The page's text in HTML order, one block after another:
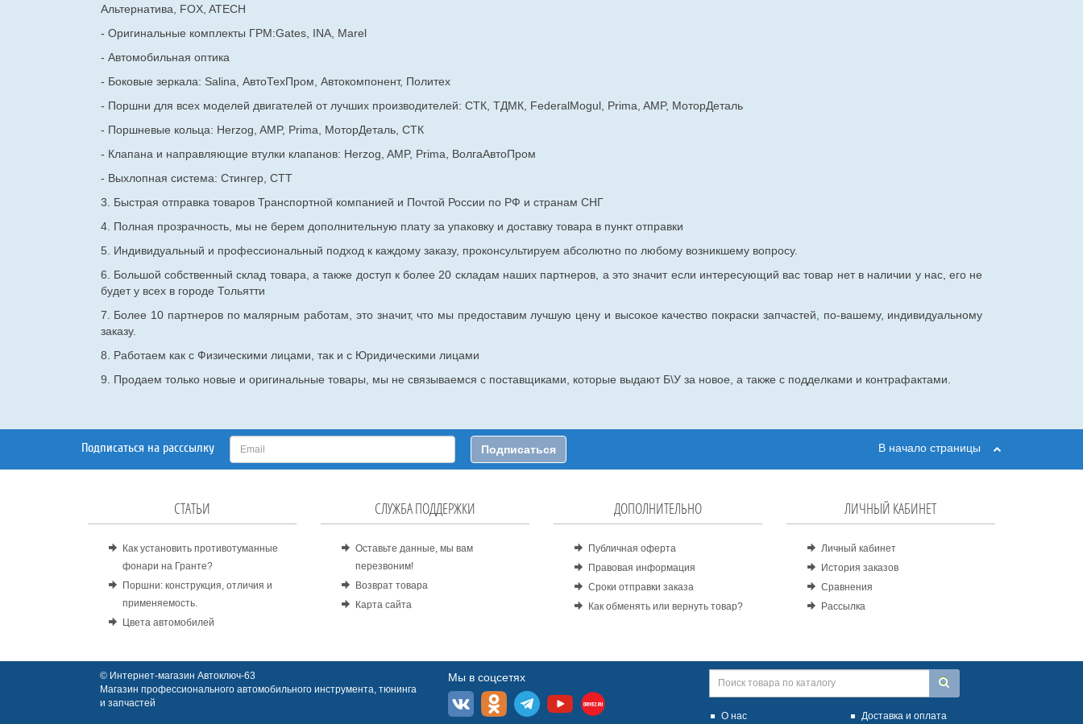
Альтернатива, FOX, ATECH
- Оригинальные комплекты ГРМ:Gates, INA, Marel
- Автомобильная оптика
- Боковые зеркала: Salina, АвтоТехПром, Автокомпонент, Политех
- Поршни для всех моделей двигателей от лучших производителей: СТК, ТДМК, FederalMogul, Prima, AMP, МоторДеталь
- Поршневые кольца: Herzog, AMP, Prima, МоторДеталь, СТК
- Клапана и направляющие втулки клапанов: Herzog, AMP, Prima, ВолгаАвтоПром
- Выхлопная система: Стингер, СТТ
3. Быстрая отправка товаров Транспортной компанией и Почтой России по РФ и странам СНГ
4. Полная прозрачность, мы не берем дополнительную плату за упаковку и доставку товара в пункт отправки
5. Индивидуальный и профессиональный подход к каждому заказу, проконсультируем абсолютно по любому возникшему вопросу.
6. Большой собственный склад товара, а также доступ к более 20 складам наших партнеров, а это значит если интересующий вас товар нет в наличии у нас, его не
будет у всех в городе Тольятти
7. Более 10 партнеров по малярным работам, это значит, что мы предоставим лучшую цену и высокое качество покраски запчастей, по-вашему, индивидуальному
заказу.
8. Работаем как с Физическими лицами, так и с Юридическими лицами
9. Продаем только новые и оригинальные товары, мы не связываемся с поставщиками, которые выдают Б\У за новое, а также с подделками и контрафактами.
Подписаться на расссылку Подписаться В начало страницы
СТАТЬИ
Как установить противотуманные
фонари на Гранте?
Поршни: конструкция, отличия и
применяемость.
Цвета автомобилей
СЛУЖБА ПОДДЕРЖКИ
Оставьте данные, мы вам
перезвоним!
Возврат товара
Карта сайта
ДОПОЛНИТЕЛЬНО
Публичная оферта
Правовая информация
Сроки отправки заказа
Как обменять или вернуть товар?
ЛИЧНЫЙ КАБИНЕТ
Личный кабинет
История заказов
Сравнения
Рассылка
© Интернет-магазин Автоключ-63
Магазин профессионального автомобильного инструмента, тюнинга
и запчастей
Мы в соцсетях
О нас Доставка и оплата